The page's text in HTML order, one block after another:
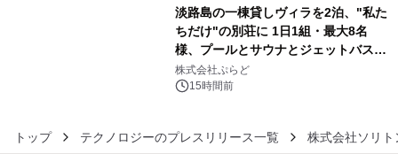
淡路島の一棟貸しヴィラを2泊、"私た
ちだけ"の別荘に 1日1組・最大8名
様、プールとサウナとジェットバス付
きで Villa Mon Temps AWAJIの連泊
素泊りプラン
株式会社ぷらど
15時間前
トップ テクノロジーのプレスリリース一覧 株式会社ソリ